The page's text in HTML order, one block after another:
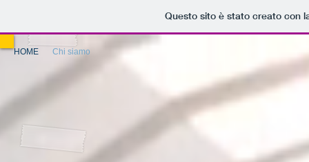
Questo sito è stato creato con
HOME Chi siamo